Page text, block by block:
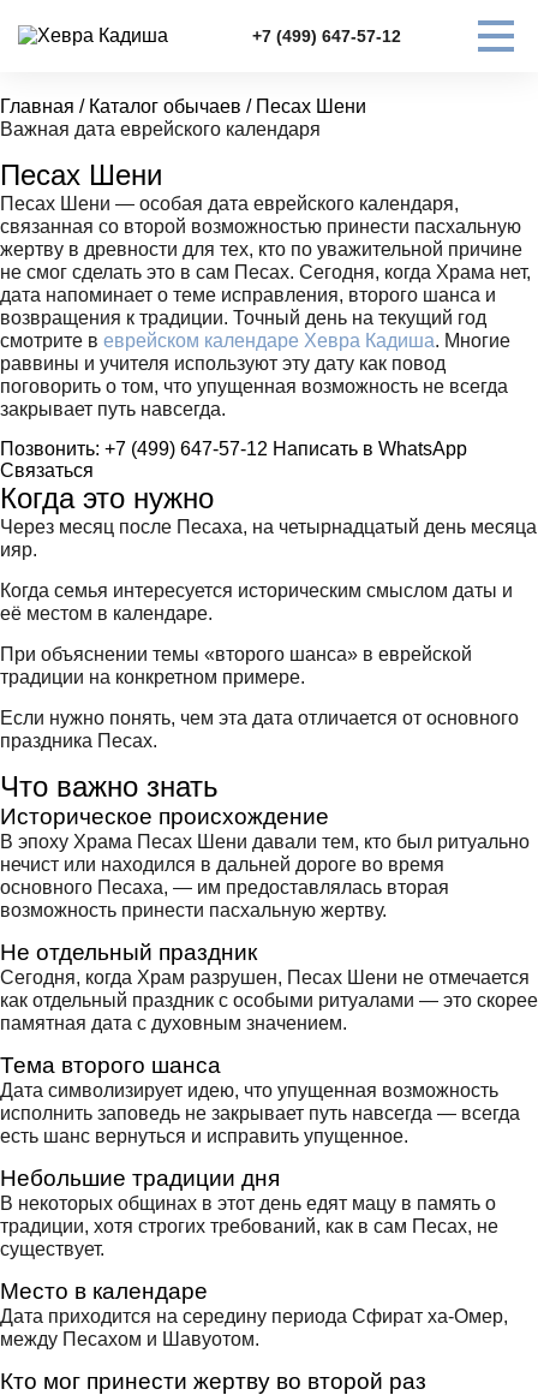
+7 (499) 647-57-12
Главная / Каталог обычаев / Песах Шени
Важная дата еврейского календаря
Песах Шени
Песах Шени — особая дата еврейского календаря,
связанная со второй возможностью принести пасхальную
жертву в древности для тех, кто по уважительной причине
не смог сделать это в сам Песах. Сегодня, когда Храма нет,
дата напоминает о теме исправления, второго шанса и
возвращения к традиции. Точный день на текущий год
смотрите в еврейском календаре Хевра Кадиша. Многие
раввины и учителя используют эту дату как повод
поговорить о том, что упущенная возможность не всегда
закрывает путь навсегда.
Позвонить: +7 (499) 647-57-12 Написать в WhatsApp
Связаться
Когда это нужно
Через месяц после Песаха, на четырнадцатый день месяца
ияр.
Когда семья интересуется историческим смыслом даты и
её местом в календаре.
При объяснении темы «второго шанса» в еврейской
традиции на конкретном примере.
Если нужно понять, чем эта дата отличается от основного
праздника Песах.
Что важно знать
Историческое происхождение
В эпоху Храма Песах Шени давали тем, кто был ритуально
нечист или находился в дальней дороге во время
основного Песаха, — им предоставлялась вторая
возможность принести пасхальную жертву.
Не отдельный праздник
Сегодня, когда Храм разрушен, Песах Шени не отмечается
как отдельный праздник с особыми ритуалами — это скорее
памятная дата с духовным значением.
Тема второго шанса
Дата символизирует идею, что упущенная возможность
исполнить заповедь не закрывает путь навсегда — всегда
есть шанс вернуться и исправить упущенное.
Небольшие традиции дня
В некоторых общинах в этот день едят мацу в память о
традиции, хотя строгих требований, как в сам Песах, не
существует.
Место в календаре
Дата приходится на середину периода Сфират ха-Омер,
между Песахом и Шавуотом.
Кто мог принести жертву во второй раз